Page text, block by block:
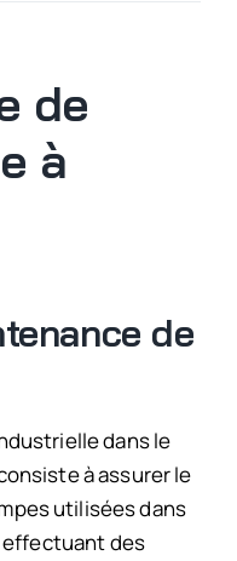
de
à
de
dans le
à assurer le
utilisées dans
des